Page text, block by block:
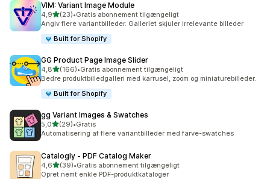
VIM: Variant Image Module
4,9ud af 5 stjerner
(23)
23 anmeldelser i alt
•Gratis abonnement tilgængeligt
Angiv flere variantbilleder. Galleriet skjuler irrelevante billeder
Built for Shopify
GG Product Page Image Slider
4,8ud af 5 stjerner
(166)
166 anmeldelser i alt
•Gratis abonnement tilgængeligt
Bedre produktbilledgalleri med karrusel, zoom og miniaturebilleder.
Built for Shopify
gg Variant Images & Swatches
5,0ud af 5 stjerner
(29)
29 anmeldelser i alt
•Gratis
Automatisering af flere variantbilleder med farve-swatches
Catalogly ‑ PDF Catalog Maker
4,6ud af 5 stjerner
(39)
39 anmeldelser i alt
•Gratis abonnement tilgængeligt
Opret nemt enkle PDF-produktkataloger